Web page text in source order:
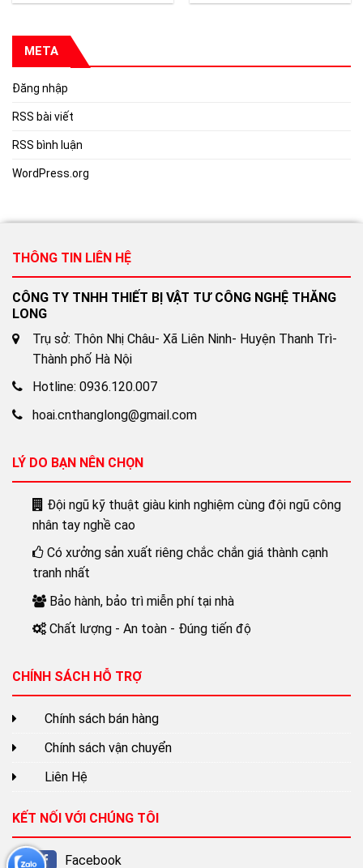
META
Đăng nhập
RSS bài viết
RSS bình luận
WordPress.org
THÔNG TIN LIÊN HỆ
CÔNG TY TNHH THIẾT BỊ VẬT TƯ CÔNG NGHỆ THĂNG
LONG
Trụ sở: Thôn Nhị Châu- Xã Liên Ninh- Huyện Thanh Trì-
Thành phố Hà Nội
Hotline: 0936.120.007
hoai.cnthanglong@gmail.com
LÝ DO BẠN NÊN CHỌN
Đội ngũ kỹ thuật giàu kinh nghiệm cùng đội ngũ công
nhân tay nghề cao
Có xưởng sản xuất riêng chắc chắn giá thành cạnh
tranh nhất
Bảo hành, bảo trì miễn phí tại nhà
Chất lượng - An toàn - Đúng tiến độ
CHÍNH SÁCH HỖ TRỢ
Chính sách bán hàng
Chính sách vận chuyển
Liên Hệ
KẾT NỐI VỚI CHÚNG TÔI
Facebook